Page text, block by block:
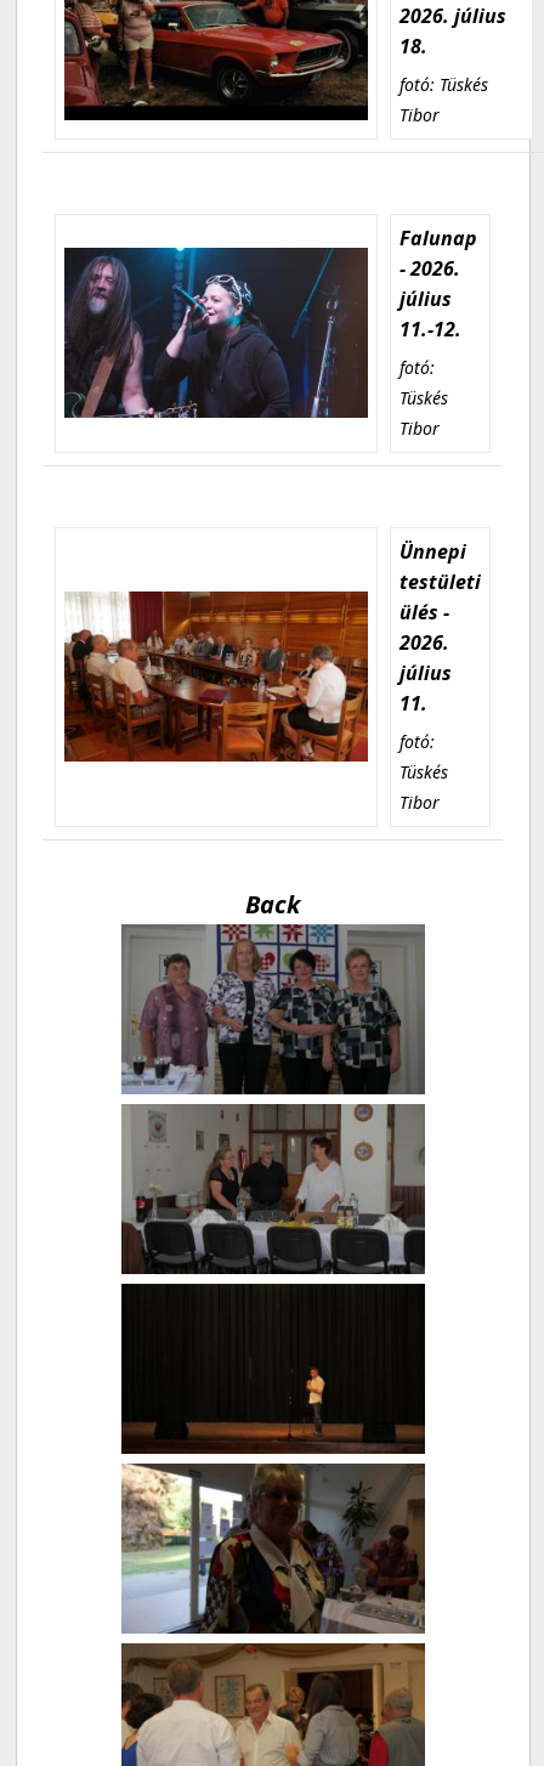
2026. július
18.
fotó: Tüskés
Tibor
Falunap
- 2026.
július
11.-12.
fotó:
Tüskés
Tibor
Ünnepi
testületi
ülés -
2026.
július
11.
fotó:
Tüskés
Tibor
Back